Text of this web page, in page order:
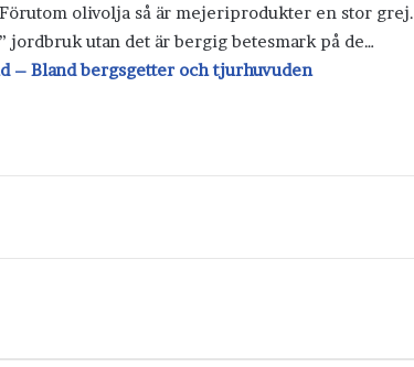
olivolja så är mejeriprodukter en stor grej.
utan det är bergig betesmark på de…
– Bland bergsgetter och tjurhuvuden